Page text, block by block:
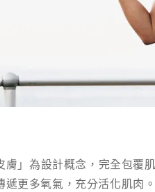
」為設計概念，完全包覆
更多氧氣，充分活化肌